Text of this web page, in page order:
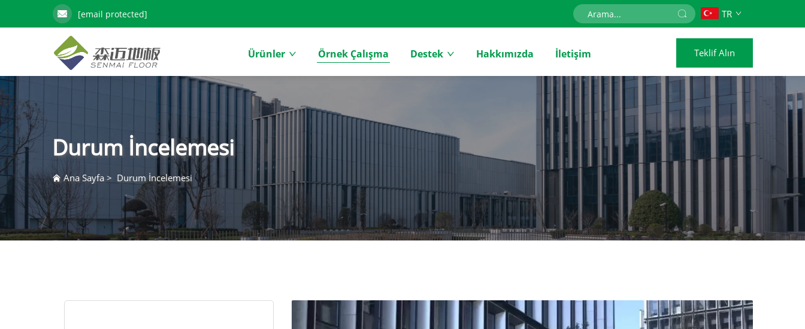
[email protected] TR
Ürünler Örnek Çalışma Destek Hakkımızda İletişim Teklif Alın
Durum İncelemesi
Ana Sayfa > Durum İncelemesi